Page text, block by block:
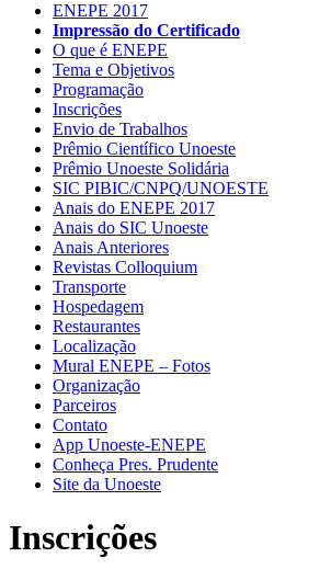
ENEPE 2017
Impressão do Certificado
O que é ENEPE
Tema e Objetivos
Programação
Inscrições
Envio de Trabalhos
Prêmio Científico Unoeste
Prêmio Unoeste Solidária
SIC PIBIC/CNPQ/UNOESTE
Anais do ENEPE 2017
Anais do SIC Unoeste
Anais Anteriores
Revistas Colloquium
Transporte
Hospedagem
Restaurantes
Localização
Mural ENEPE – Fotos
Organização
Parceiros
Contato
App Unoeste-ENEPE
Conheça Pres. Prudente
Site da Unoeste
Inscrições